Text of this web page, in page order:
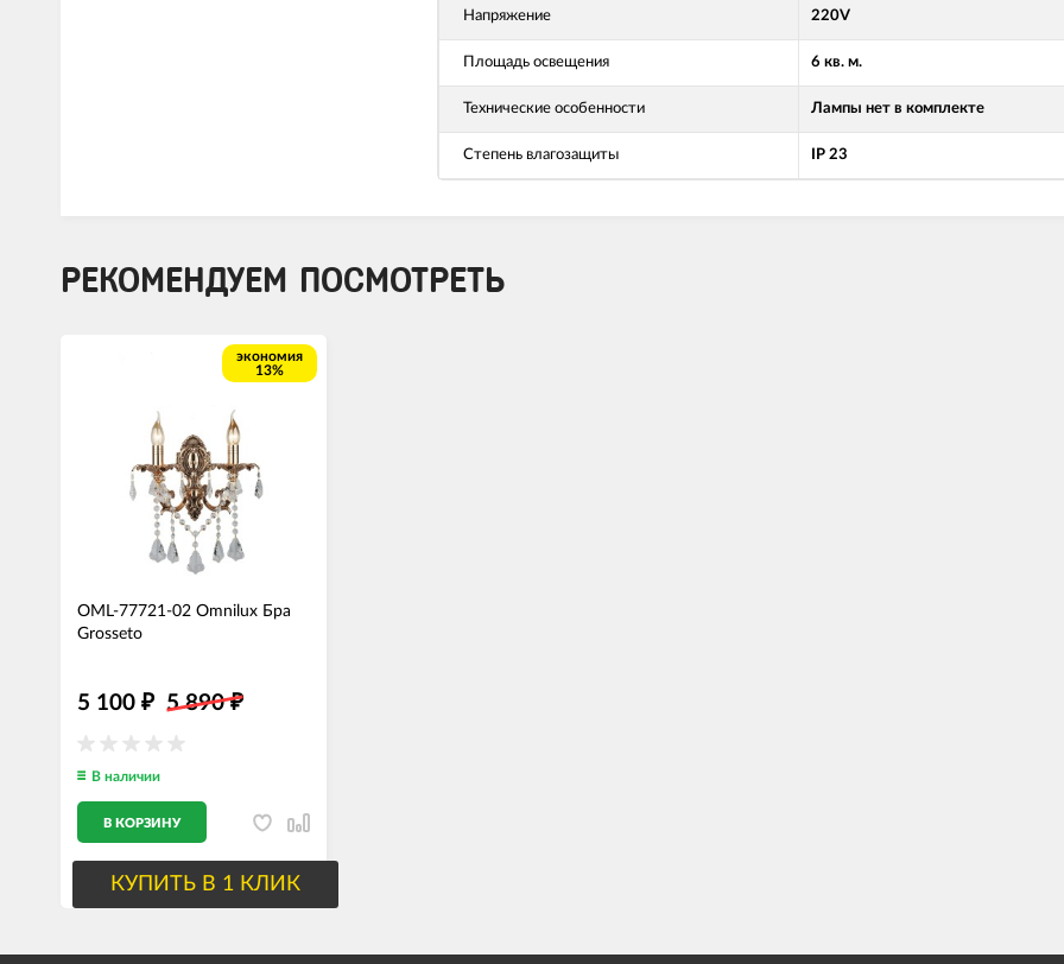
Напряжение 220V
Площадь освещения 6 кв. м.
Технические особенности Лампы нет в комплекте
Степень влагозащиты IP 23
РЕКОМЕНДУЕМ ПОСМОТРЕТЬ
экономия
13%
OML-77721-02 Omnilux Бра
Grosseto
5 100 ₽ 5 890₽
В наличии
В КОРЗИНУ
КУПИТЬ В 1 КЛИК